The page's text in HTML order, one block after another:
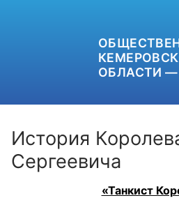
ОБЛАСТИ —
История
Сергеевича
«Танкист